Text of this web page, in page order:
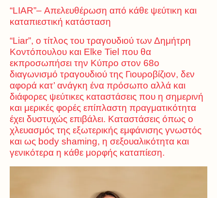
“LIAR”– Απελευθέρωση από κάθε ψεύτικη και
καταπιεστική κατάσταση
“Liar”, ο τίτλος του τραγουδιού των Δημήτρη
Κοντόπουλου και Elke Tiel που θα
εκπροσωπήσει την Κύπρο στον 68ο
διαγωνισμό τραγουδιού της Γιουροβίζιον, δεν
αφορά κατ’ ανάγκη ένα πρόσωπο αλλά και
διάφορες ψεύτικες καταστάσεις που η σημερινή
και μερικές φορές επίπλαστη πραγματικότητα
έχει δυστυχώς επιβάλει. Καταστάσεις όπως ο
χλευασμός της εξωτερικής εμφάνισης γνωστός
και ως body shaming, η σεξουαλικότητα και
γενικότερα η κάθε μορφής καταπίεση.